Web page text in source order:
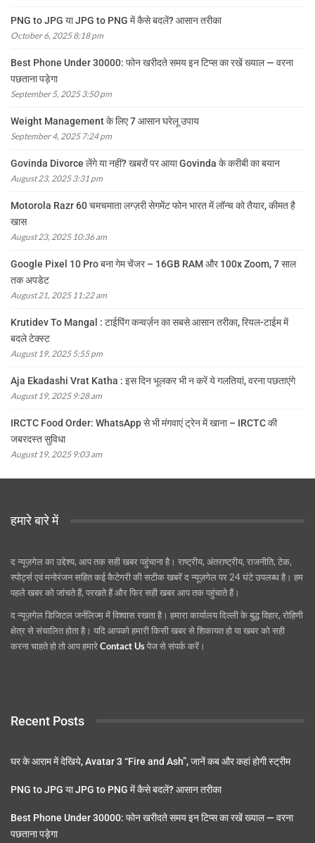
PNG to JPG या JPG to PNG में कैसे बदलें? आसान तरीका
October 6, 2025 8:18 pm
Best Phone Under 30000: फोन खरीदते समय इन टिप्स का रखें ख्याल — वरना
पछताना पड़ेगा
September 5, 2025 3:50 pm
Weight Management के लिए 7 आसान घरेलू उपाय
September 4, 2025 7:24 pm
Govinda Divorce लेंगे या नहीं? खबरों पर आया Govinda के करीबी का बयान
August 23, 2025 3:31 pm
Motorola Razr 60 चमचमाता लग्ज़री सेगमेंट फोन भारत में लॉन्च को तैयार, कीमत है
खास
August 23, 2025 10:36 am
Google Pixel 10 Pro बना गेम चेंजर – 16GB RAM और 100x Zoom, 7 साल
तक अपडेट
August 21, 2025 11:22 am
Krutidev To Mangal : टाईपिंग कन्वर्ज़न का सबसे आसान तरीका, रियल-टाईम में
बदले टेक्स्ट
August 19, 2025 5:55 pm
Aja Ekadashi Vrat Katha : इस दिन भूलकर भी न करें ये गलतियां, वरना पछताएंगे
August 19, 2025 9:28 am
IRCTC Food Order: WhatsApp से भी मंगवाएं ट्रेन में खाना – IRCTC की
जबरदस्त सुविधा
August 19, 2025 9:03 am
हमारे बारे में
द न्यूज़गेल का उद्देश्य, आप तक सही खबर पहुंचाना है। राष्ट्रीय, अंतराष्ट्रीय, राजनीति, टेक,
स्पोर्ट्स एवं मनोरंजन सहित कई कैटेगरी की सटीक खबरें द न्यूज़गेल पर 24 घंटे उपलब्ध है। हम
पहले खबर को जांचते हैं, परखते हैं और फिर सही खबर आप तक पहुंचाते हैं।
द न्यूज़गेल डिजिटल जर्नलिज्म़ में विश्वास रखता है। हमारा कार्यालय दिल्ली के बुद्ध विहार, रोहिणी
क्षेत्र से संचालित होता है। यदि आपको हमारी किसी खबर से शिकायत हो या खबर को सही
करना चाहते हो तो आप हमारेContact Usपेज से संपर्क करें।
Recent Posts
घर के आराम में देखिये, Avatar 3 “Fire and Ash”, जानें कब और कहां होगी स्ट्रीम
PNG to JPG या JPG to PNG में कैसे बदलें? आसान तरीका
Best Phone Under 30000: फोन खरीदते समय इन टिप्स का रखें ख्याल — वरना
पछताना पड़ेगा